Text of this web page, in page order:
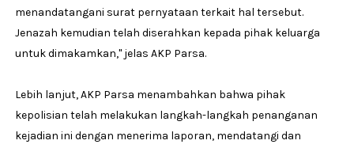
menandatangani surat pernyataan terkait hal tersebut.
Jenazah kemudian telah diserahkan kepada pihak keluarga
untuk dimakamkan," jelas AKP Parsa.
Lebih lanjut, AKP Parsa menambahkan bahwa pihak
kepolisian telah melakukan langkah-langkah penanganan
kejadian ini dengan menerima laporan, mendatangi dan